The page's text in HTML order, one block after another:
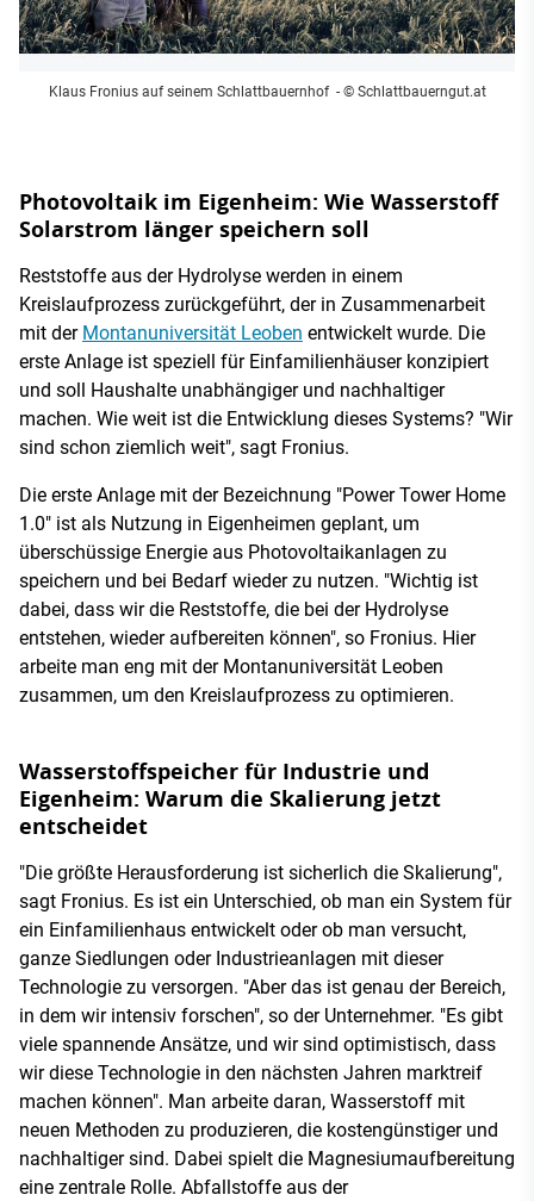
Klaus Fronius auf seinem Schlattbauernhof - © Schlattbauerngut.at
Photovoltaik im Eigenheim: Wie Wasserstoff
Solarstrom länger speichern soll
Reststoffe aus der Hydrolyse werden in einem
Kreislaufprozess zurückgeführt, der in Zusammenarbeit
mit der Montanuniversität Leoben entwickelt wurde. Die
erste Anlage ist speziell für Einfamilienhäuser konzipiert
und soll Haushalte unabhängiger und nachhaltiger
machen. Wie weit ist die Entwicklung dieses Systems? "Wir
sind schon ziemlich weit", sagt Fronius.
Die erste Anlage mit der Bezeichnung "Power Tower Home
1.0" ist als Nutzung in Eigenheimen geplant, um
überschüssige Energie aus Photovoltaikanlagen zu
speichern und bei Bedarf wieder zu nutzen. "Wichtig ist
dabei, dass wir die Reststoffe, die bei der Hydrolyse
entstehen, wieder aufbereiten können", so Fronius. Hier
arbeite man eng mit der Montanuniversität Leoben
zusammen, um den Kreislaufprozess zu optimieren.
Wasserstoffspeicher für Industrie und
Eigenheim: Warum die Skalierung jetzt
entscheidet
"Die größte Herausforderung ist sicherlich die Skalierung",
sagt Fronius. Es ist ein Unterschied, ob man ein System für
ein Einfamilienhaus entwickelt oder ob man versucht,
ganze Siedlungen oder Industrieanlagen mit dieser
Technologie zu versorgen. "Aber das ist genau der Bereich,
in dem wir intensiv forschen", so der Unternehmer. "Es gibt
viele spannende Ansätze, und wir sind optimistisch, dass
wir diese Technologie in den nächsten Jahren marktreif
machen können". Man arbeite daran, Wasserstoff mit
neuen Methoden zu produzieren, die kostengünstiger und
nachhaltiger sind. Dabei spielt die Magnesiumaufbereitung
eine zentrale Rolle. Abfallstoffe aus der